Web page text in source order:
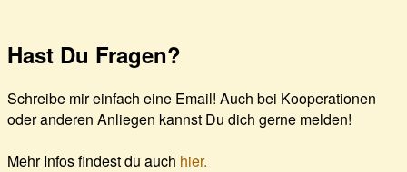
Hast Du Fragen?
Schreibe mir einfach eine Email! Auch bei Kooperationen
oder anderen Anliegen kannst Du dich gerne melden!
Mehr Infos findest du auch hier.